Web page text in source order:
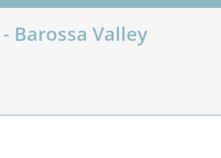
- Barossa Valley